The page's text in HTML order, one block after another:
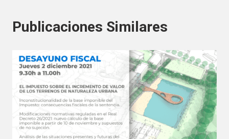
Publicaciones Similares